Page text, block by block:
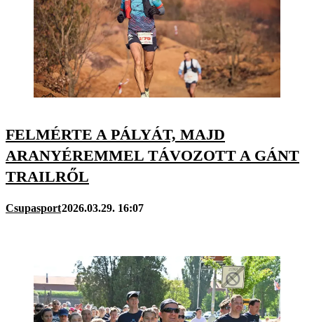
FELMÉRTE A PÁLYÁT, MAJD
ARANYÉREMMEL TÁVOZOTT A GÁNT
TRAILRŐL
Csupasport2026.03.29. 16:07